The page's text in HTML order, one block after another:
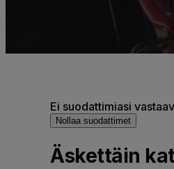
Ei suodattimiasi
Nollaa suodattimet
Äskettäin